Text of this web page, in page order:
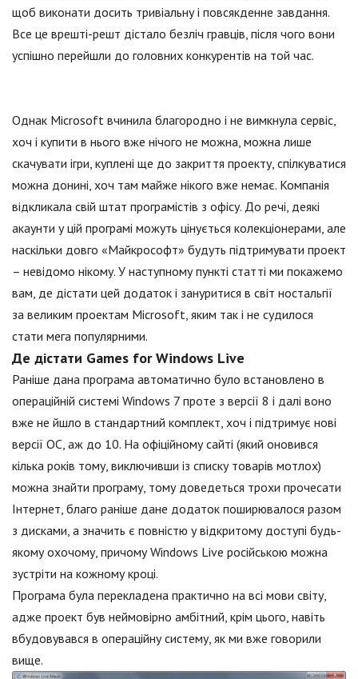
щоб виконати досить тривіальну і повсякденне завдання.
Все це врешті-решт дістало безліч гравців, після чого вони
успішно перейшли до головних конкурентів на той час.
Однак Microsoft вчинила благородно і не вимкнула сервіс,
хоч і купити в нього вже нічого не можна, можна лише
скачувати ігри, куплені ще до закриття проекту, спілкуватися
можна донині, хоч там майже нікого вже немає. Компанія
відкликала свій штат програмістів з офісу. До речі, деякі
акаунти у цій програмі можуть цінується колекціонерами, але
наскільки довго «Майкрософт» будуть підтримувати проект
– невідомо нікому. У наступному пункті статті ми покажемо
вам, де дістати цей додаток і зануритися в світ ностальгії
за великим проектам Microsoft, яким так і не судилося
стати мега популярними.
Де дістати Games for Windows Live
Раніше дана програма автоматично було встановлено в
операційній системі Windows 7 проте з версії 8 і далі воно
вже не йшло в стандартний комплект, хоч і підтримує нові
версії ОС, аж до 10. На офіційному сайті (який оновився
кілька років тому, виключивши із списку товарів мотлох)
можна знайти програму, тому доведеться трохи прочесати
Інтернет, благо раніше дане додаток поширювалося разом
з дисками, а значить є повністю у відкритому доступі будь-
якому охочому, причому Windows Live російською можна
зустріти на кожному кроці.
Програма була перекладена практично на всі мови світу,
адже проект був неймовірно амбітний, крім цього, навіть
вбудовувався в операційну систему, як ми вже говорили
вище.